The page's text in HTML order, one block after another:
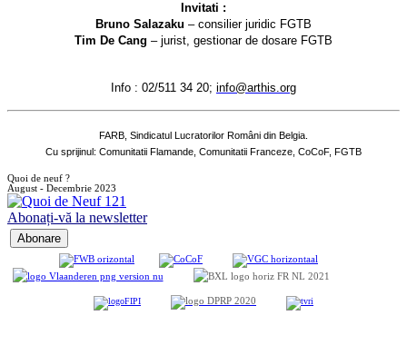
Invitati :
Bruno Salazaku – consilier juridic FGTB
Tim De Cang – jurist, gestionar de dosare FGTB
Info : 02/511 34 20; info@arthis.org
FARB, Sindicatul Lucratorilor Români din Belgia.
Cu sprijinul: Comunitatii Flamande, Comunitatii Franceze, CoCoF, FGTB
Quoi de neuf ?
August - Decembrie 2023
Abonați-vă la newsletter